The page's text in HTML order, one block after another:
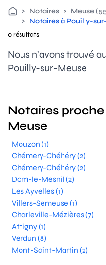
> Notaires > Meuse
> Notaires à Pouilly-
0 résultats
Nous n'avons trouvé
Pouilly-sur-Meuse
Notaires
Meuse
Mouzon (1)
Chémery-Chéhéry (2)
Chémery-Chéhéry (2)
Dom-le-Mesnil (2)
Les Ayvelles (1)
Villers-Semeuse (1)
Charleville-Mézières (7)
Attigny (1)
Verdun (8)
Mont-Saint-Martin (2)